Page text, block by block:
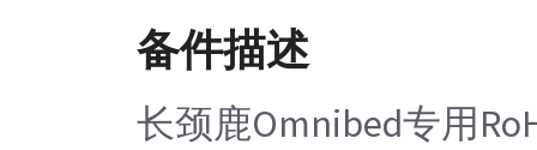
备件描述
长颈鹿Omnibed专用